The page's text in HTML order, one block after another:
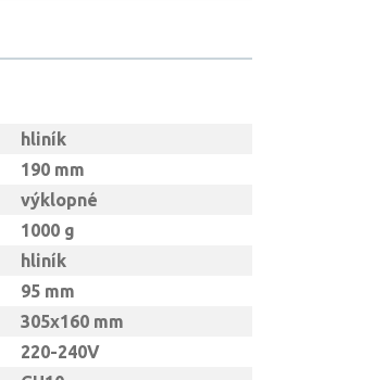
hliník
190 mm
výklopné
1000 g
hliník
95 mm
305x160 mm
220-240V